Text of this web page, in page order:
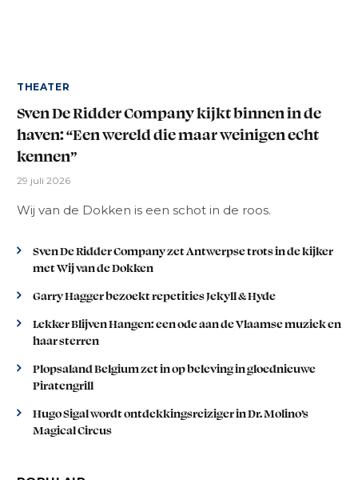
THEATER
Sven De Ridder Company kijkt binnen in de
haven: “Een wereld die maar weinigen echt
kennen”
29 juli 2026
Wij van de Dokken is een schot in de roos.
Sven De Ridder Company zet Antwerpse trots in de kijker
met Wij van de Dokken
Garry Hagger bezoekt repetities Jekyll & Hyde
Lekker Blijven Hangen: een ode aan de Vlaamse muziek en
haar sterren
Plopsaland Belgium zet in op beleving in gloednieuwe
Piratengrill
Hugo Sigal wordt ontdekkingsreiziger in Dr. Molino’s
Magical Circus